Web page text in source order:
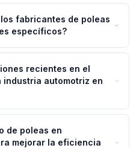
fabricantes de poleas
específicos?
recientes en el
industria automotriz en
de poleas en
mejorar la eficiencia